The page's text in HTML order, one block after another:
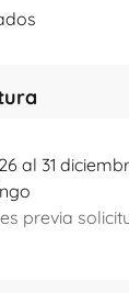
al 31
previa